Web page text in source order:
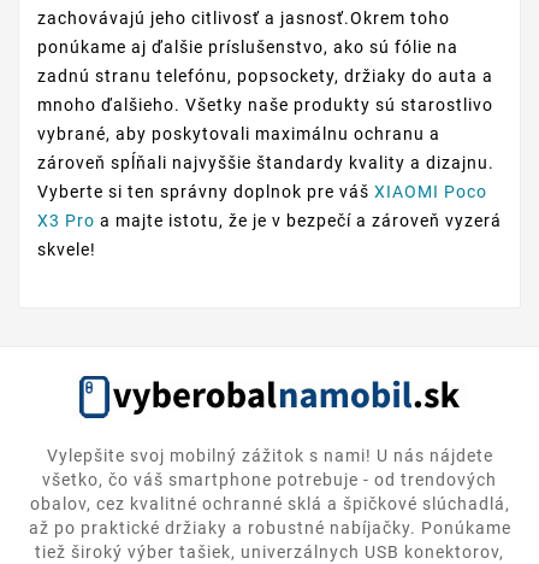
zachovávajú jeho citlivosť a jasnosť.Okrem toho
ponúkame aj ďalšie príslušenstvo, ako sú fólie na
zadnú stranu telefónu, popsockety, držiaky do auta a
mnoho ďalšieho. Všetky naše produkty sú starostlivo
vybrané, aby poskytovali maximálnu ochranu a
zároveň spĺňali najvyššie štandardy kvality a dizajnu.
Vyberte si ten správny doplnok pre váš XIAOMI Poco
X3 Pro a majte istotu, že je v bezpečí a zároveň vyzerá
skvele!
Vylepšite svoj mobilný zážitok s nami! U nás nájdete
všetko, čo váš smartphone potrebuje - od trendových
obalov, cez kvalitné ochranné sklá a špičkové slúchadlá,
až po praktické držiaky a robustné nabíjačky. Ponúkame
tiež široký výber tašiek, univerzálnych USB konektorov,